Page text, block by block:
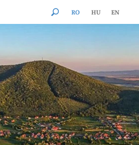
RO HU EN